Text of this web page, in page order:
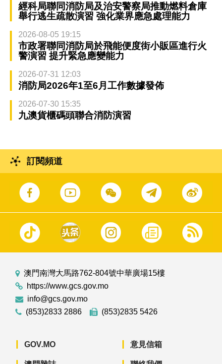
經科局聯同消防局及治安警察局推動燃料倉庫
舉行逃生疏散演習 強化業界應急處理能力
2026-08-05 19:15
市政署聯同消防局於飛能便度街小販區進行火
警演習 提升緊急應變能力
2026-07-31 12:03
消防局2026年1至6月工作數據發佈
2026-07-30 15:35
九澳貨櫃碼頭聯合消防演習
訂閱頻道
澳門南灣大馬路762-804號中華廣場15樓
https://www.gcs.gov.mo
info@gcs.gov.mo
(853)2833 2886
(853)2835 5426
GOV.MO 意見信箱